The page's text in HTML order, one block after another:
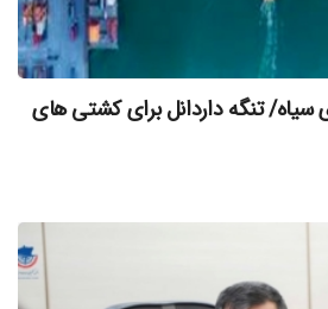
سیاه/ تنگه داردانل برای کشتی‌ های